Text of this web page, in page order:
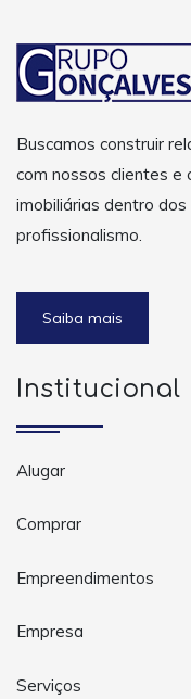
Buscamos construir
com nossos clientes e
imobiliárias dentro
profissionalismo.
Saiba mais
Institucional
Alugar
Comprar
Empreendimentos
Empresa
Serviços